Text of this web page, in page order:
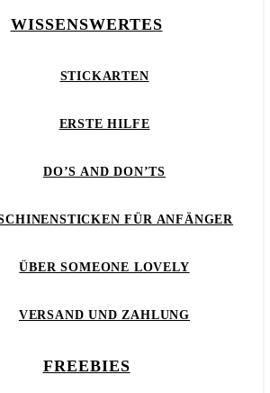
WISSENSWERTES
STICKARTEN
ERSTE HILFE
DO’S AND DON’TS
FÜR ANFÄNGER
ÜBER SOMEONE LOVELY
VERSAND UND ZAHLUNG
FREEBIES